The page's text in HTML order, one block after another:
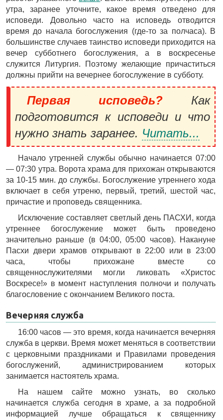
утра, заранее уточните, какое время отведено для
исповеди. Довольно часто на исповедь отводится
время до начала богослужения (где-то за полчаса). В
большинстве случаев таинство исповеди приходится на
вечер субботнего богослужения, а в воскресенье
служится Литургия. Поэтому желающие причаститься
должны прийти на вечернее богослужение в субботу.
Первая исповедь? Как
подготовится к исповеди и что
нужно знать заранее. Читать...
Начало утренней службы обычно начинается 07:00
— 07:30 утра. Ворота храма для прихожан открываются
за 10-15 мин. до службы. Богослужение утреннего хода
включает в себя утреню, первый, третий, шестой час,
причастие и проповедь священника.
Исключение составляет светлый день ПАСХИ, когда
утреннее богослужение может быть проведено
значительно раньше (в 04:00, 05:00 часов). Накануне
Пасхи двери храмов открывают в 22:00 или в 23:00
часа, чтобы прихожане вместе со
священнослужителями могли ликовать «Христос
Воскресе!» в момент наступления полночи и получать
благословение с окончанием Великого поста.
Вечерняя служба
16:00 часов — это время, когда начинается вечерняя
служба в церкви. Время может меняться в соответствии
с церковными праздниками и Правилами проведения
богослужений, администрированием которых
занимается настоятель храма.
На нашем сайте можно узнать, во сколько
начинается служба сегодня в храме, а за подробной
информацией лучше обращаться к священнику